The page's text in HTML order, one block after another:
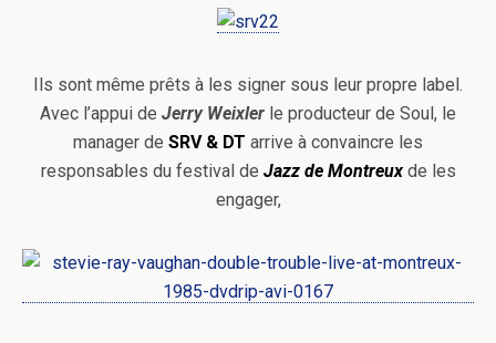
Ils sont même prêts à les signer sous leur propre label.
Avec l’appui de Jerry Weixler le producteur de Soul, le
manager de SRV & DT arrive à convaincre les
responsables du festival de Jazz de Montreuxde les
engager,